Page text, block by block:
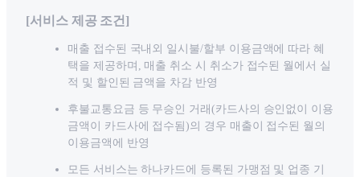
[서비스 제공 조건]
매출 접수된 국내외 일시불/할부 이용금액에 따라 혜
택을 제공하며, 매출 취소 시 취소가 접수된 월에서 실
적 및 할인된 금액을 차감 반영
후불교통요금 등 무승인 거래(카드사의 승인없이 이용
금액이 카드사에 접수됨)의 경우 매출이 접수된 월의
이용금액에 반영
모든 서비스는 하나카드에 등록된 가맹점 및 업종 기